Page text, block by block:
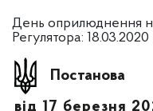
День оприлюднення
Регулятора: 18.03.2020
Постанова
від 17 березня